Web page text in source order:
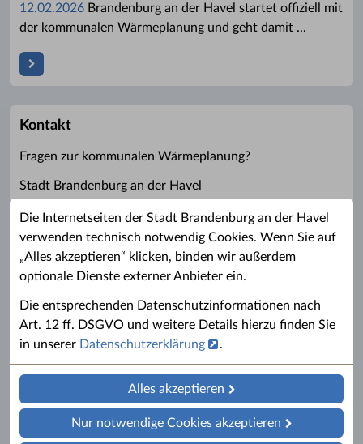
Die Internetseiten der Stadt Brandenburg an der Havel
verwenden technisch notwendig Cookies. Wenn Sie auf
„Alles akzeptieren“ klicken, binden wir außerdem
optionale Dienste externer Anbieter ein.
Die entsprechenden Datenschutzinformationen nach
Art. 12 ff. DSGVO und weitere Details hierzu finden Sie
in unserer Datenschutzerklärung .
Alles akzeptieren
Nur notwendige Cookies akzeptieren
12.02.2026 Brandenburg an der Havel startet offiziell mit
der kommunalen Wärmeplanung und geht damit ...
Kontakt
Fragen zur kommunalen Wärmeplanung?
Stadt Brandenburg an der Havel
Sachgebiet Stadtentwicklung
im Amt für Stadtentwicklung und Denkmalschutz
Martin Jennrich
Klosterstraße 14
14770 Brandenburg an der Havel
E-Mail:waerme@stadt-brandenburg.de